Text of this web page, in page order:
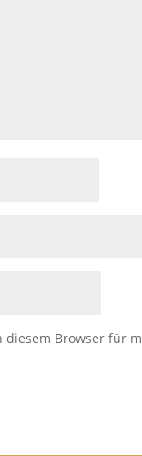
diesem Browser für